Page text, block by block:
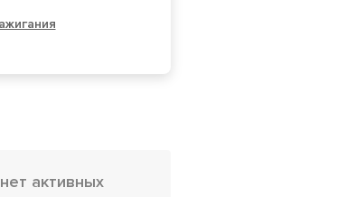
активных